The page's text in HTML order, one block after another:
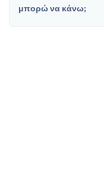
μπορώ να κάνω;